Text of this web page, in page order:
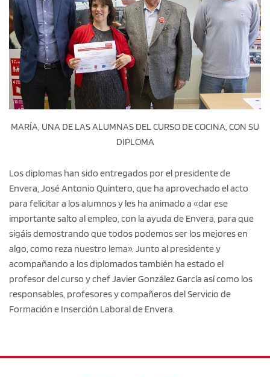
MARÍA, UNA DE LAS ALUMNAS DEL CURSO DE COCINA, CON SU
DIPLOMA
Los diplomas han sido entregados por el presidente de
Envera, José Antonio Quintero, que ha aprovechado el acto
para felicitar a los alumnos y les ha animado a «dar ese
importante salto al empleo, con la ayuda de Envera, para que
sigáis demostrando que todos podemos ser los mejores en
algo, como reza nuestro lema». Junto al presidente y
acompañando a los diplomados también ha estado el
profesor del curso y chef Javier González García así como los
responsables, profesores y compañeros del Servicio de
Formación e Inserción Laboral de Envera.